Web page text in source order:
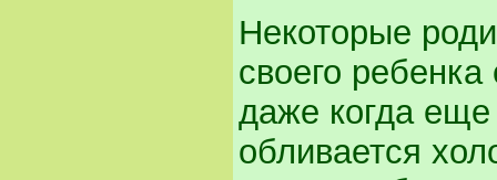
Некоторые
своего
даже когда
обливается